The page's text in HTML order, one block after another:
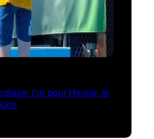
l’or pour Henrie, le